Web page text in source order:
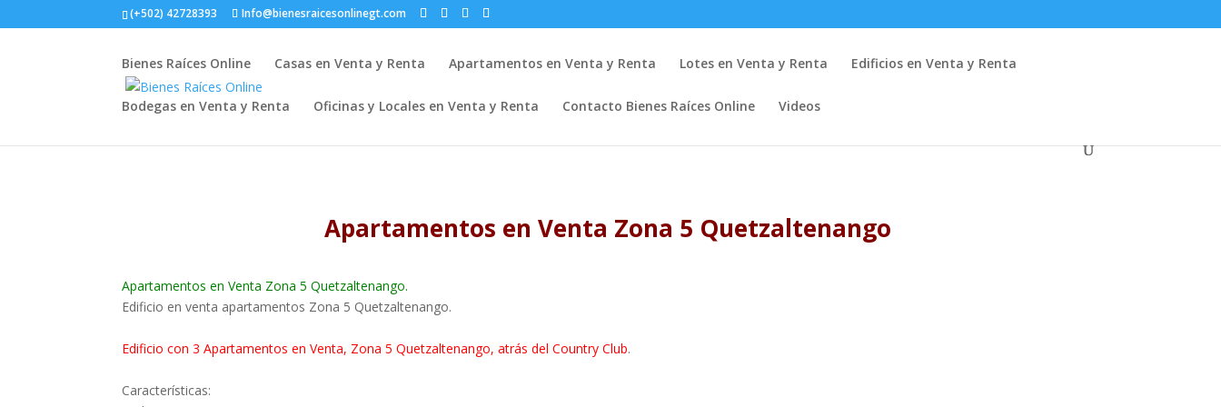
(+502) 42728393 Info@bienesraicesonlinegt.com
Bienes Raíces Online Casas en Venta y Renta Apartamentos en Venta y Renta Lotes en Venta y Renta Edificios en Venta y Renta
Bodegas en Venta y Renta Oficinas y Locales en Venta y Renta Contacto Bienes Raíces Online Videos
Apartamentos en Venta Zona 5 Quetzaltenango
Apartamentos en Venta Zona 5 Quetzaltenango.
Edificio en venta apartamentos Zona 5 Quetzaltenango.
Edificio con 3 Apartamentos en Venta, Zona 5 Quetzaltenango, atrás del Country Club.
Características: